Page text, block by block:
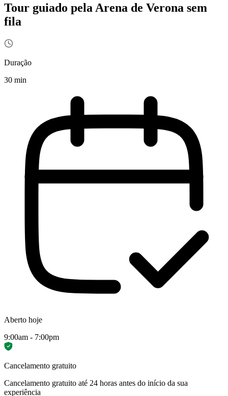
Tour guiado pela Arena de Verona sem
fila
Duração
30 min
Aberto hoje
9:00am - 7:00pm
Cancelamento gratuito
Cancelamento gratuito até 24 horas antes do início da sua
experiência